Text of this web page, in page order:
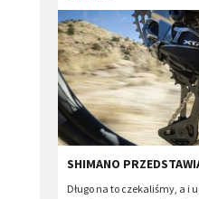
SHIMANO
Długo na to czekaliśmy, a i